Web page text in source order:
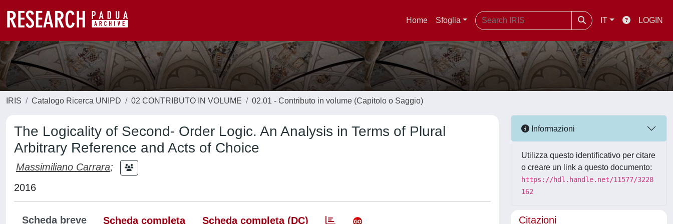
Home Sfoglia IT LOGIN
IRIS Catalogo Ricerca UNIPD 02 CONTRIBUTO IN VOLUME 02.01 - Contributo in volume (Capitolo o Saggio)
The Logicality of Second- Order Logic. An Analysis in Terms of Plural
Arbitrary Reference and Acts of Choice
Massimiliano Carrara;
2016
Scheda breve Scheda completa Scheda completa (DC)
Informazioni
Utilizza questo identificativo per citare
o creare un link a questo documento:
https://hdl.handle.net/11577/3228
162
Citazioni